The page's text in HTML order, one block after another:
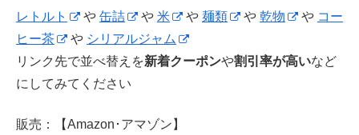
レトルト や 缶詰 や 米 や 麺類 や 乾物 や コー
ヒー茶
や シリアルジャム
リンク先で並べ替えを新着クーポンや割引率が高いなど
にしてみてください
販売：【Amazon･アマゾン】